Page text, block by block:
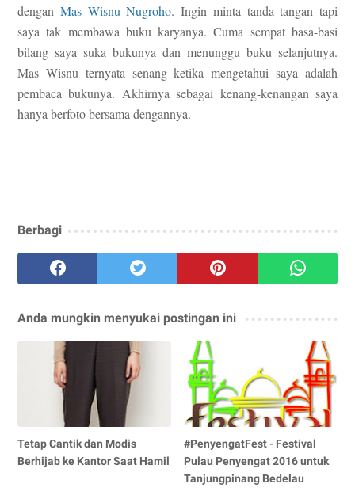
dengan Mas Wisnu Nugroho. Ingin minta tanda tangan tapi
saya tak membawa buku karyanya. Cuma sempat basa-basi
bilang saya suka bukunya dan menunggu buku selanjutnya.
Mas Wisnu ternyata senang ketika mengetahui saya adalah
pembaca bukunya. Akhirnya sebagai kenang-kenangan saya
hanya berfoto bersama dengannya.
Berbagi
Anda mungkin menyukai postingan ini
Tetap Cantik dan Modis
Berhijab ke Kantor Saat Hamil
#PenyengatFest - Festival
Pulau Penyengat 2016 untuk
Tanjungpinang Bedelau